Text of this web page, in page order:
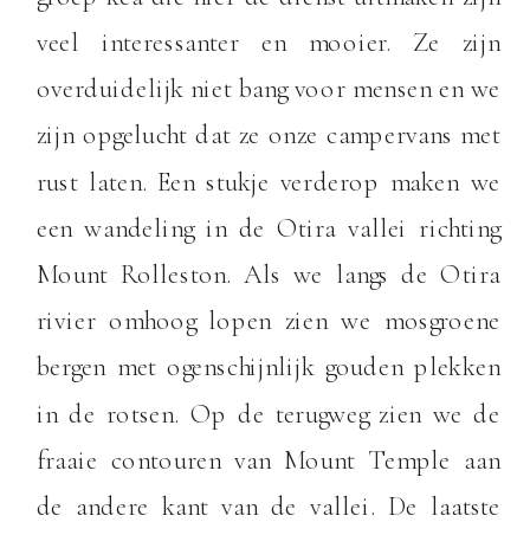
veel interessanter en mooier. Ze zijn
overduidelijk niet bang voor mensen en we
zijn opgelucht dat ze onze campervans met
rust laten. Een stukje verderop maken we
een wandeling in de Otira vallei richting
Mount Rolleston. Als we langs de Otira
rivier omhoog lopen zien we mosgroene
bergen met ogenschijnlijk gouden plekken
in de rotsen. Op de terugweg zien we de
fraaie contouren van Mount Temple aan
de andere kant van de vallei. De laatste